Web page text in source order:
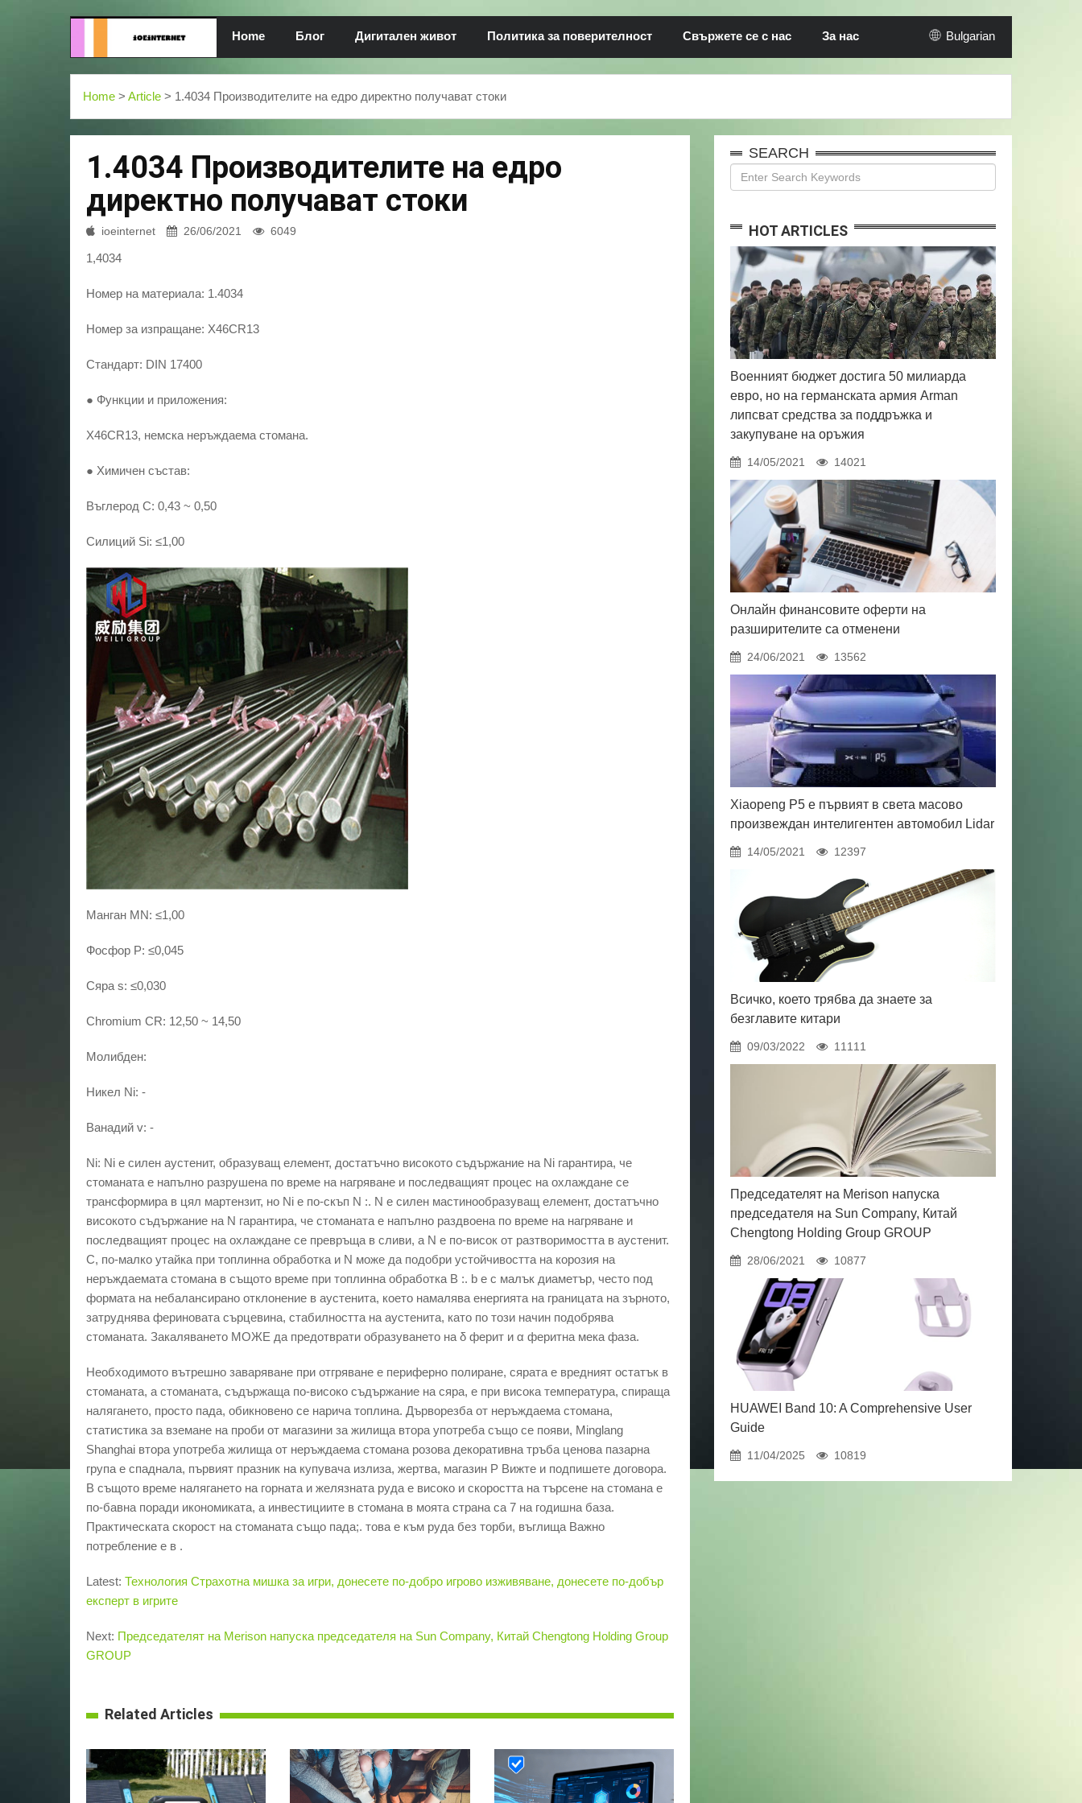
Home Блог Дигитален живот Политика за поверителност Свържете се с нас За нас Bulgarian
Home > Article > 1.4034 Производителите на едро директно получават стоки
1.4034 Производителите на едро
директно получават стоки
ioeinternet 26/06/2021 6049
1,4034
Номер на материала: 1.4034
Номер за изпращане: X46CR13
Стандарт: DIN 17400
● Функции и приложения:
X46CR13, немска неръждаема стомана.
● Химичен състав:
Въглерод С: 0,43 ~ 0,50
Силиций Si: ≤1,00
Манган MN: ≤1,00
Фосфор P: ≤0,045
Сяра s: ≤0,030
Chromium CR: 12,50 ~ 14,50
Молибден:
Никел Ni: -
Ванадий v: -
Ni: Ni е силен аустенит, образуващ елемент, достатъчно високото съдържание на Ni гарантира, че
стоманата е напълно разрушена по време на нагряване и последващият процес на охлаждане се
трансформира в цял мартензит, но Ni е по-скъп N :. N е силен мастинообразуващ елемент, достатъчно
високото съдържание на N гарантира, че стоманата е напълно раздвоена по време на нагряване и
последващият процес на охлаждане се превръща в сливи, а N е по-висок от разтворимостта в аустенит.
C, по-малко утайка при топлинна обработка и N може да подобри устойчивостта на корозия на
неръждаемата стомана в същото време при топлинна обработка B :. b е с малък диаметър, често под
формата на небалансирано отклонение в аустенита, което намалява енергията на границата на зърното,
затруднява фериновата сърцевина, стабилността на аустенита, като по този начин подобрява
стоманата. Закаляването МОЖЕ да предотврати образуването на δ ферит и α феритна мека фаза.
Необходимото вътрешно заваряване при отгряване е периферно полиране, сярата е вредният остатък в
стоманата, а стоманата, съдържаща по-високо съдържание на сяра, е при висока температура, спираща
налягането, просто пада, обикновено се нарича топлина. Дърворезба от неръждаема стомана,
статистика за вземане на проби от магазини за жилища втора употреба също се появи, Minglang
Shanghai втора употреба жилища от неръждаема стомана розова декоративна тръба ценова пазарна
група е спаднала, първият празник на купувача излиза, жертва, магазин P Вижте и подпишете договора.
В същото време налягането на горната и желязната руда е високо и скоростта на търсене на стомана е
по-бавна поради икономиката, а инвестициите в стомана в моята страна са 7 на годишна база.
Практическата скорост на стоманата също пада;. това е към руда без торби, въглища Важно
потребление е в .
Latest: Технология Страхотна мишка за игри, донесете по-добро игрово изживяване, донесете по-добър
експерт в игрите
Next: Председателят на Merison напуска председателя на Sun Company, Китай Chengtong Holding Group
GROUP
Related Articles
SEARCH
HOT ARTICLES
Военният бюджет достига 50 милиарда
евро, но на германската армия Arman
липсват средства за поддръжка и
закупуване на оръжия
14/05/2021 14021
Онлайн финансовите оферти на
разширителите са отменени
24/06/2021 13562
Xiaopeng P5 е първият в света масово
произвеждан интелигентен автомобил Lidar
14/05/2021 12397
Всичко, което трябва да знаете за
безглавите китари
09/03/2022 11111
Председателят на Merison напуска
председателя на Sun Company, Китай
Chengtong Holding Group GROUP
28/06/2021 10877
HUAWEI Band 10: A Comprehensive User
Guide
11/04/2025 10819